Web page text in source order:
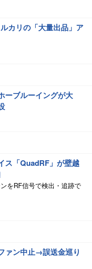
カリの「大量出品」ア
ーブルーイングが大
ス「QuadRF」が壁越
をRF信号で検出・追跡で
ァン中止→誤送金巡り